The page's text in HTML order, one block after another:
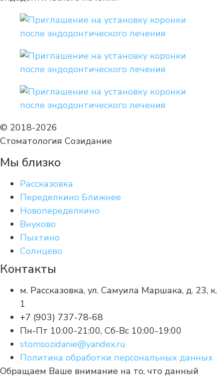
© 2018-2026
Стоматология Созидание
Мы близко
Рассказовка
Переделкино Ближнее
Новопеределкино
Внуково
Пыхтино
Солнцево
Контакты
м. Рассказовка, ул. Самуила Маршака, д. 23, к.
1
+7 (903) 737-78-68
Пн-Пт 10:00-21:00, Сб-Вс 10:00-19:00
stomsozidanie@yandex.ru
Политика обработки персональных данных
Обращаем Ваше внимание на то, что данный